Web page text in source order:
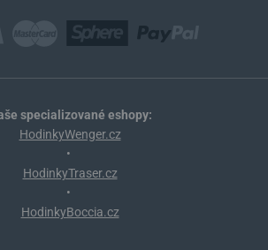
specializované eshopy:
HodinkyWenger.cz
•
HodinkyTraser.cz
•
HodinkyBoccia.cz